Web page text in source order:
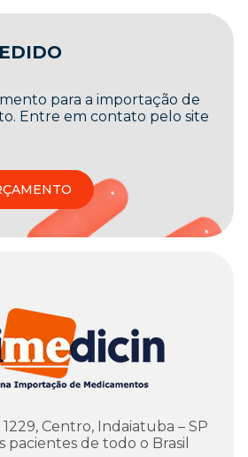
para a importação de
Entre em contato pelo site
1229, Centro, Indaiatuba – SP
pacientes de todo o Brasil